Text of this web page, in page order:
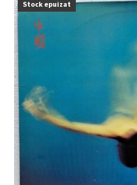
Echipamente
Oferta lunii
Contul meu
Stock epuizat